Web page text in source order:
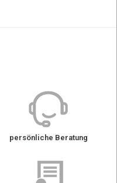
persönliche Beratung